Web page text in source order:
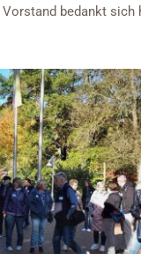
bedankt